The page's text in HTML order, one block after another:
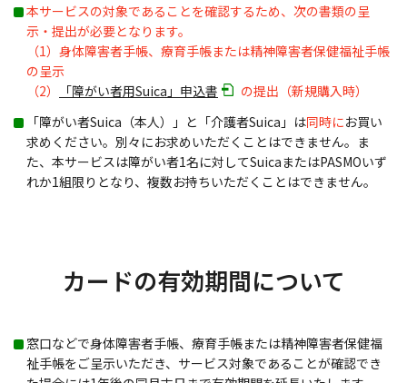
本サービスの対象であることを確認するため、次の書類の呈
示・提出が必要となります。
（1）身体障害者手帳、療育手帳または精神障害者保健福祉手帳
の呈示
（2）
「障がい者用Suica」申込書
の提出（新規購入時）
「障がい者Suica（本人）」と「介護者Suica」は同時にお買い
求めください。別々にお求めいただくことはできません。ま
た、本サービスは障がい者1名に対してSuicaまたはPASMOいず
れか1組限りとなり、複数お持ちいただくことはできません。
カードの有効期間について
窓口などで身体障害者手帳、療育手帳または精神障害者保健福
祉手帳をご呈示いただき、サービス対象であることが確認でき